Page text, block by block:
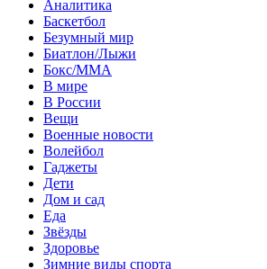
Аналитика
Баскетбол
Безумный мир
Биатлон/Лыжи
Бокс/MMA
В мире
В России
Вещи
Военные новости
Волейбол
Гаджеты
Дети
Дом и сад
Еда
Звёзды
Здоровье
Зимние виды спорта